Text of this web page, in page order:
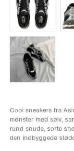
Cool sneakers fra
mønster med sølv,
rund snude, sorte
den indbyggede